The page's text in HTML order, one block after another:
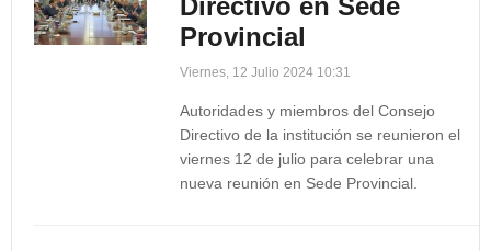
Directivo en Sede
Provincial
Viernes, 12 Julio 2024 10:31
Autoridades y miembros del Consejo
Directivo de la institución se reunieron el
viernes 12 de julio para celebrar una
nueva reunión en Sede Provincial.